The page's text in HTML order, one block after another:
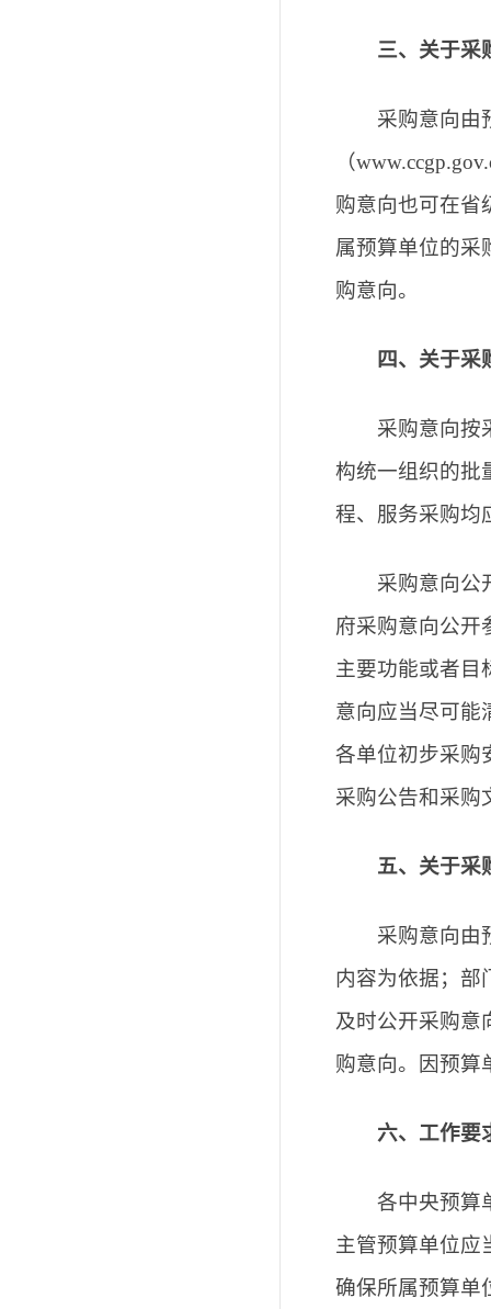
三、关于采
采购意向由预
（
购意向也可在省
属预算单位的采
购意向。
四、关于采
采购意向按采
构统一组织的批
程、服务采购均
采购意向公开
府采购意向公开
主要功能或者目
意向应当尽可能
各单位初步采购
采购公告和采购
五、关于采
采购意向由预
内容为依据；部
及时公开采购意
购意向。因预算
六、工作要
各中央预算单
主管预算单位应
确保所属预算单